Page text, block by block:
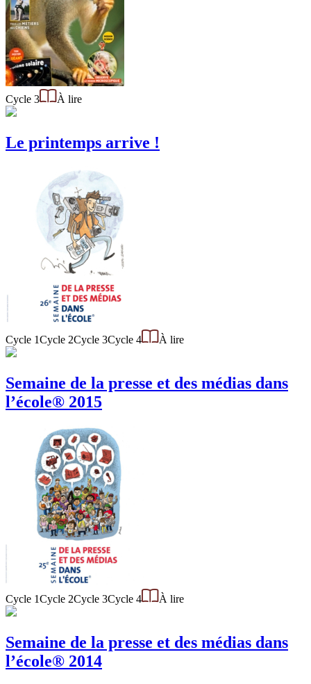
Cycle 3 À lire
Le printemps arrive !
Cycle 1Cycle 2Cycle 3Cycle 4 À lire
Semaine de la presse et des médias dans
l’école® 2015
Cycle 1Cycle 2Cycle 3Cycle 4 À lire
Semaine de la presse et des médias dans
l’école® 2014